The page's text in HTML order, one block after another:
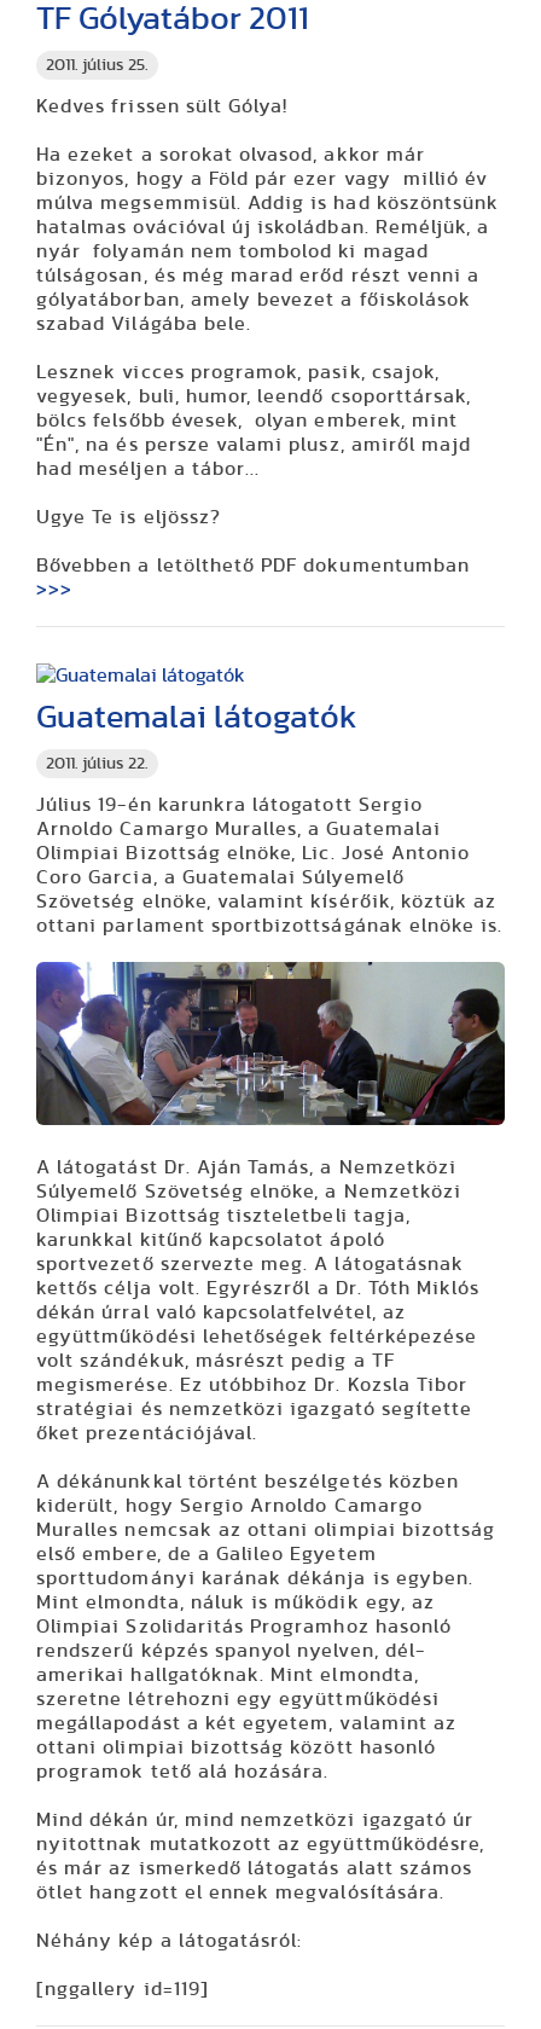
2011. július 25.
TF Gólyatábor 2011
Kedves frissen sült Gólya!
Ha ezeket a sorokat olvasod, akkor már
bizonyos, hogy a Föld pár ezer vagy millió év
múlva megsemmisül. Addig is had köszöntsünk
hatalmas ovációval új iskoládban. Reméljük, a
nyár folyamán nem tombolod ki magad
túlságosan, és még marad erőd részt venni a
gólyatáborban, amely bevezet a főiskolások
szabad Világába bele.
Lesznek vicces programok, pasik, csajok,
vegyesek, buli, humor, leendő csoporttársak,
bölcs felsőbb évesek, olyan emberek, mint
"Én", na és persze valami plusz, amiről majd
had meséljen a tábor...
Ugye Te is eljössz?
Bővebben a letölthető PDF dokumentumban
>>>
2011. július 22.
Guatemalai látogatók
Július 19-én karunkra látogatott Sergio
Arnoldo Camargo Muralles, a Guatemalai
Olimpiai Bizottság elnöke, Lic. José Antonio
Coro Garcia, a Guatemalai Súlyemelő
Szövetség elnöke, valamint kísérőik, köztük az
ottani parlament sportbizottságának elnöke is.
A látogatást Dr. Aján Tamás, a Nemzetközi
Súlyemelő Szövetség elnöke, a Nemzetközi
Olimpiai Bizottság tiszteletbeli tagja,
karunkkal kitűnő kapcsolatot ápoló
sportvezető szervezte meg. A látogatásnak
kettős célja volt. Egyrészről a Dr. Tóth Miklós
dékán úrral való kapcsolatfelvétel, az
együttműködési lehetőségek feltérképezése
volt szándékuk, másrészt pedig a TF
megismerése. Ez utóbbihoz Dr. Kozsla Tibor
stratégiai és nemzetközi igazgató segítette
őket prezentációjával.
A dékánunkkal történt beszélgetés közben
kiderült, hogy Sergio Arnoldo Camargo
Muralles nemcsak az ottani olimpiai bizottság
első embere, de a Galileo Egyetem
sporttudományi karának dékánja is egyben.
Mint elmondta, náluk is működik egy, az
Olimpiai Szolidaritás Programhoz hasonló
rendszerű képzés spanyol nyelven, dél-
amerikai hallgatóknak. Mint elmondta,
szeretne létrehozni egy együttműködési
megállapodást a két egyetem, valamint az
ottani olimpiai bizottság között hasonló
programok tető alá hozására.
Mind dékán úr, mind nemzetközi igazgató úr
nyitottnak mutatkozott az együttműködésre,
és már az ismerkedő látogatás alatt számos
ötlet hangzott el ennek megvalósítására.
Néhány kép a látogatásról:
[nggallery id=119]